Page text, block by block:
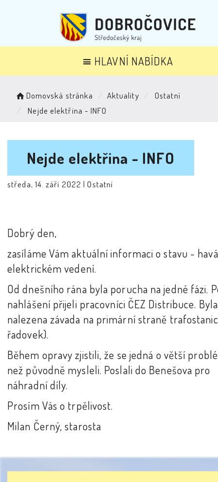
HLAVNÍ NABÍDKA
Domovská stránka Aktuality
Ostatní
Nejde elektřina - INFO
Nejde elektřina - INFO
středa, 14. září 2022 |Ostatní
Dobrý den,
zasíláme Vám aktuální informaci o stavu -
elektrickém vedení.
Od dnešního rána byla porucha na jedné fázi.
nahlášení přijeli pracovníci ČEZ Distribuce. Byla
nalezena závada na primární straně
řadovek).
Během opravy zjistili, že se jedná o větší
než původně mysleli. Poslali do Benešova pro
náhradní díly.
Prosím Vás o trpělivost.
Milan Černý, starosta